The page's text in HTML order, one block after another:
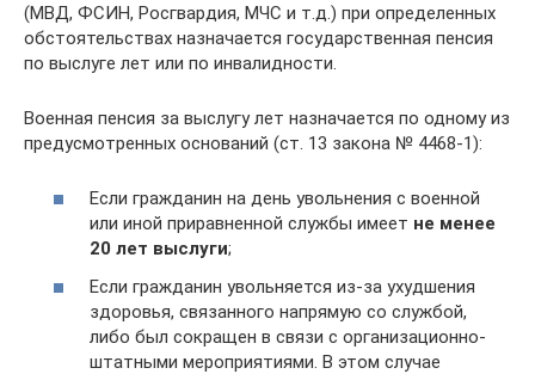
(МВД, ФСИН, Росгвардия, МЧС и т.д.) при определенных
обстоятельствах назначается государственная пенсия
по выслуге лет или по инвалидности.
Военная пенсия за выслугу лет назначается по одному из
предусмотренных оснований (ст. 13 закона № 4468-1):
Если гражданин на день увольнения с военной
или иной приравненной службы имеет не менее
20 лет выслуги;
Если гражданин увольняется из-за ухудшения
здоровья, связанного напрямую со службой,
либо был сокращен в связи с организационно-
штатными мероприятиями. В этом случае